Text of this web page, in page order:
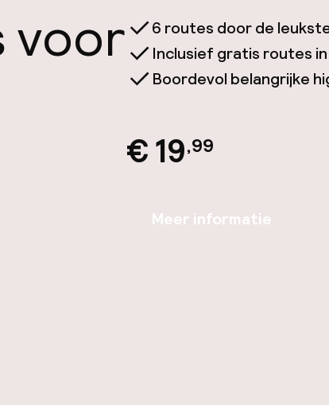
voor
6 routes door de
Inclusief gratis routes
Boordevol belangrijke
€ 19,99
Meer informatie